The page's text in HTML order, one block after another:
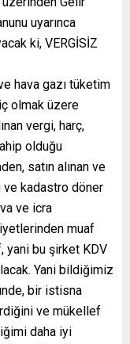
uyarınca
ki, VERGİSİZ
hava gazı tüketim
olmak üzere
vergi, harç,
olduğu
satın alınan ve
ve kadastro döner
ve icra
muaf
yani bu şirket KDV
Yani bildiğimiz
bir istisna
ve mükellef
daha iyi